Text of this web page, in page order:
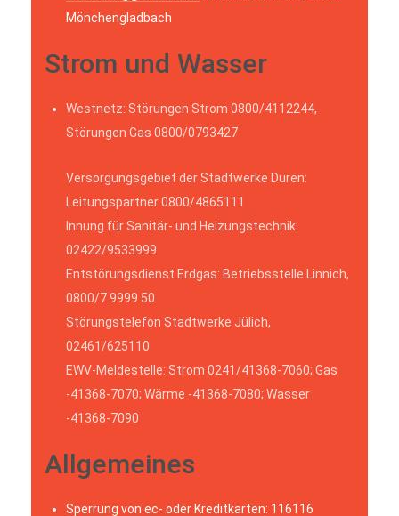
Mönchengladbach
Strom und Wasser
Westnetz: Störungen Strom 0800/4112244,
Störungen Gas 0800/0793427
Versorgungsgebiet der Stadtwerke Düren:
Leitungspartner 0800/4865111
Innung für Sanitär- und Heizungstechnik:
02422/9533999
Entstörungsdienst Erdgas: Betriebsstelle Linnich,
0800/7 9999 50
Störungstelefon Stadtwerke Jülich,
02461/625110
EWV-Meldestelle: Strom 0241/41368-7060; Gas
-41368-7070; Wärme -41368-7080; Wasser
-41368-7090
Allgemeines
Sperrung von ec- oder Kreditkarten: 116116